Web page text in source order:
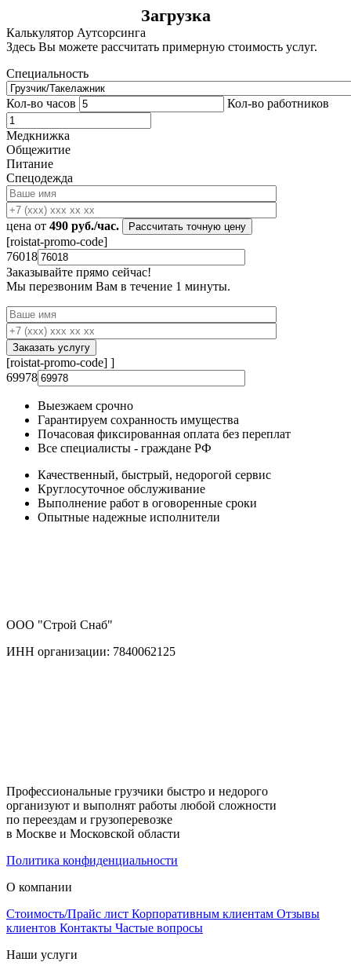
Загрузка
Калькулятор Аутсорсинга
Здесь Вы можете рассчитать примерную стоимость услуг.
Специальность
Кол-во часов Кол-во работников
Медкнижка
Общежитие
Питание
Спецодежда
цена от 490 руб./час.
[roistat-promo-code]
76018
Заказывайте прямо сейчас!
Мы перезвоним Вам в течение 1 минуты.
[roistat-promo-code] ]
69978
Выезжаем срочно
Гарантируем сохранность имущества
Почасовая фиксированная оплата без переплат
Все специалисты - граждане РФ
Качественный, быстрый, недорогой сервис
Круглосуточное обслуживание
Выполнение работ в оговоренные сроки
Опытные надежные исполнители
ООО "Строй Снаб"
ИНН организации: 7840062125
Профессиональные грузчики быстро и недорого
организуют и выполнят работы любой сложности
по переездам и грузоперевозке
в Москве и Московской области
Политика конфиденциальности
О компании
Стоимость/Прайс лист Корпоративным клиентам Отзывы
клиентов Контакты Частые вопросы
Наши услуги